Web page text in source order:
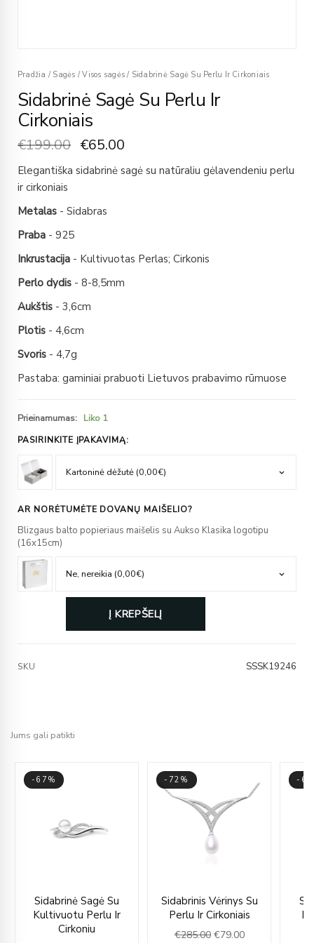
Pradžia / Sagės / Visos sagės /Sidabrinė Sagė Su Perlu Ir Cirkoniais
Sidabrinė Sagė Su Perlu Ir
Cirkoniais
€199.00 €65.00
Elegantiška sidabrinė sagė su natūraliu gėlavendeniu perlu
ir cirkoniais
Metalas - Sidabras
Praba - 925
Inkrustacija - Kultivuotas Perlas; Cirkonis
Perlo dydis - 8-8,5mm
Aukštis - 3,6cm
Plotis - 4,6cm
Svoris - 4,7g
Pastaba: gaminiai prabuoti Lietuvos prabavimo rūmuose
Prieinamumas: Liko 1
PASIRINKITE ĮPAKAVIMĄ:
AR NORĖTUMĖTE DOVANŲ MAIŠELIO?
Blizgaus balto popieriaus maišelis su Aukso Klasika logotipu
(16x15cm)
Į KREPŠELĮ
SKU SSSK19246
Jums gali patikti
-67%
Sidabrinė Sagė Su
Kultivuotu Perlu Ir
Cirkoniu
price
was:
€147.00.
price
is:
-72%
Sidabrinis Vėrinys Su
Perlu Ir Cirkoniais
€285.00
price
was:
€285.00.
€79.00
price
is:
€79.00.
-